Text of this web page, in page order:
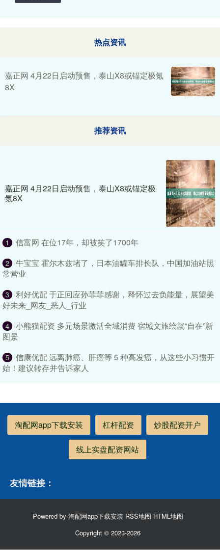
热点资讯
嘉正网 4月22日启动预售，泰山X8或锚定极氪
8X
推荐资讯
嘉正网 4月22日启动预售，泰山X8或锚定极
氪8X
1 信富网 在位17年，却被笑了1700年
2
牛宝宝 霍尔木兹堵了，日本油罐车排长队，中国加油站照
常营业
3
利好优配 于正回应孙菲菲感谢，释怀过去负能量，展望美
好未来_网友_恶人_行业
4
小熊猫配资 多元场景激活全域消费 宿城文旅绘就“自在”新
图景
5
信康优配 远离肺癌、肝癌等 5 种高发癌，从这些小习惯开
始！建议转存并告诉家人
淘配网app下载安装 杠杆配资 炒股配资开户
线上实盘配资网站
友情链接：
Powered by 淘配网app下载安装 RSS地图 HTML地图
Copyright © 2023-2026